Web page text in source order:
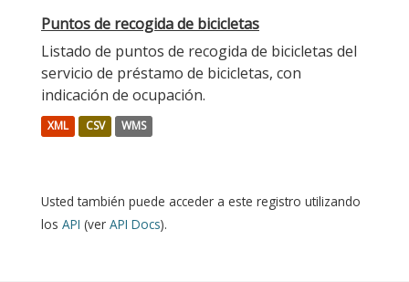
Puntos de recogida de bicicletas
Listado de puntos de recogida de bicicletas del
servicio de préstamo de bicicletas, con
indicación de ocupación.
XML CSV WMS
Usted también puede acceder a este registro utilizando
los API (ver API Docs).